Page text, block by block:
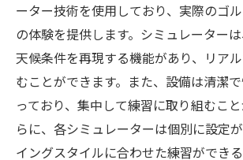
ーター技術を使用しており、実際のゴ
の体験を提供します。シミュレーター
天候条件を再現する機能があり、リア
むことができます。また、設備は清潔
っており、集中して練習に取り組むこ
らに、各シミュレーターは個別に設定
イングスタイルに合わせた練習ができ